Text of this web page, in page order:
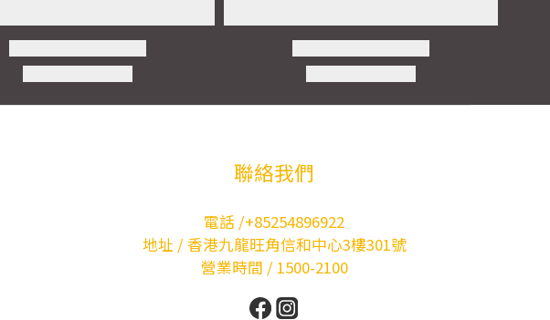
聯絡我們
電話 /+85254896922
地址 / 香港九龍旺角信和中心3樓301號
營業時間 / 1500-2100